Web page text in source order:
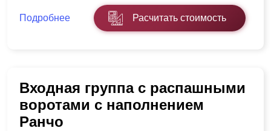
Подробнее Расчитать стоимость
Входная группа с распашными
воротами с наполнением
Ранчо